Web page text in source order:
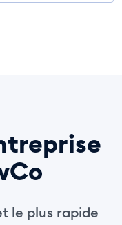
le plus rapide